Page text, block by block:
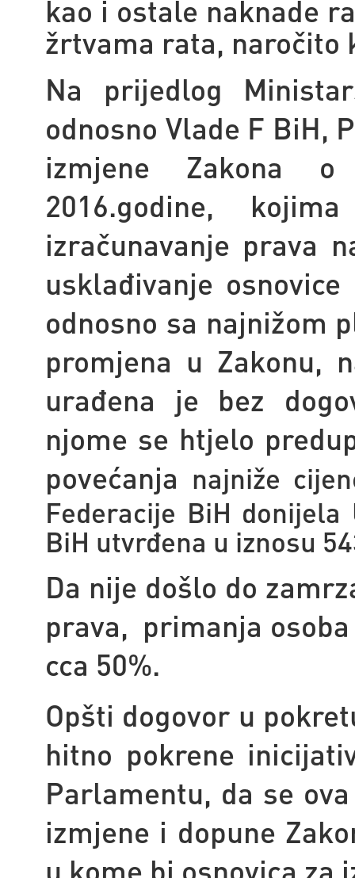
kao i ostale naknade
žrtvama rata, naročito
Na prijedlog
odnosno Vlade F BiH,
izmjene Zakona o
2016.godine,
izračunavanje prava
usklađivanje
odnosno sa najnižom
promjena u Zakonu,
urađena je bez
njome se htjelo
povećanja najniže
Federacije BiH
BiH utvrđena u iznosu
Da nije došlo do
prava, primanja
cca 50%.
Opšti dogovor u
hitno pokrene
Parlamentu, da se
izmjene i dopune
u kome bi osnovica za